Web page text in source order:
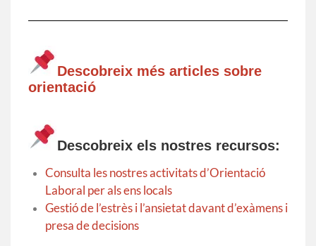
Descobreix més articles sobre
orientació
Descobreix els nostres recursos:
Consulta les nostres activitats d’Orientació
Laboral per als ens locals
Gestió de l’estrès i l’ansietat davant d’exàmens i
presa de decisions